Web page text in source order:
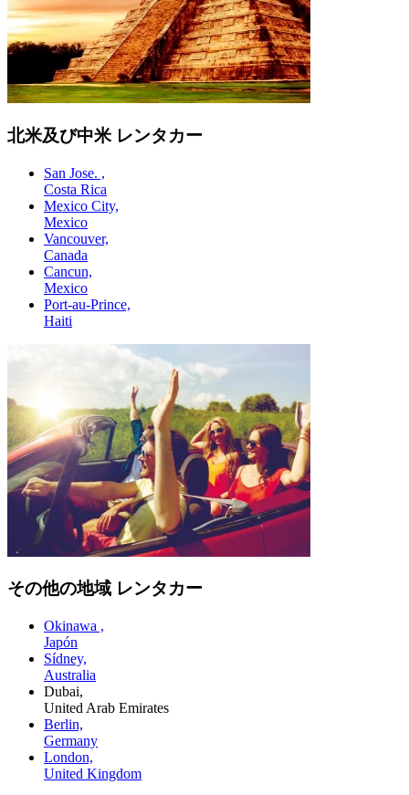
北米及び中米 レンタカー
San Jose. ,
Costa Rica
Mexico City,
Mexico
Vancouver,
Canada
Cancun,
Mexico
Port-au-Prince,
Haiti
その他の地域 レンタカー
Okinawa ,
Japón
Sídney,
Australia
Dubai,
United Arab Emirates
Berlin,
Germany
London,
United Kingdom